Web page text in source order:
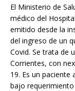
El Ministerio de
médico del
emitido desde la
del ingreso de un
Covid. Se trata de
Corrientes, con
19. Es un
bajo